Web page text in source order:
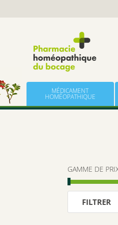
Skip to content
MÉDICAMENT
HOMÉOPATHIQUE
GAMME DE
FILTRER